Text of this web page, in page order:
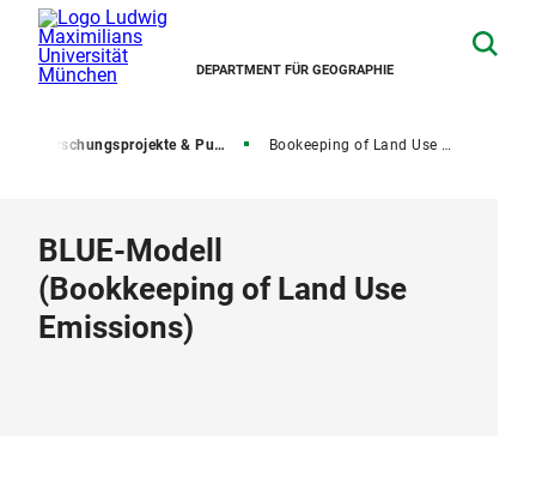
DEPARTMENT FÜR GEOGRAPHIE
Forschungsprojekte & Publikationen Bookeeping of Land Use Emissions (BLUE)
BLUE-Modell
(Bookkeeping of Land Use
Emissions)